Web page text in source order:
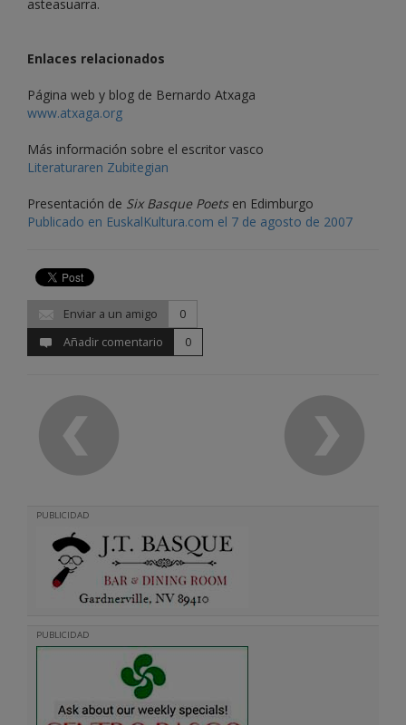
asteasuarra.
Enlaces relacionados
Página web y blog de Bernardo Atxaga
www.atxaga.org
Más información sobre el escritor vasco
Literaturaren Zubitegian
Presentación de Six Basque Poetsen Edimburgo
Publicado en EuskalKultura.com el 7 de agosto de 2007
Enviar a un amigo
0
Añadir comentario
0
PUBLICIDAD
PUBLICIDAD